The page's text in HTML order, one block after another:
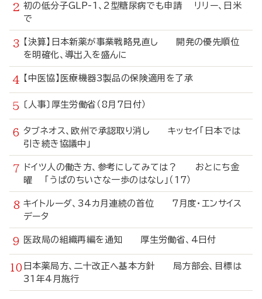
初の低分子GLP-1、2型糖尿病でも申請 リリー、日米
で
【決算】日本新薬が事業戦略見直し 開発の優先順位
を明確化、導出入を盛んに
【中医協】医療機器3製品の保険適用を了承
〔人事〕厚生労働省（8月7日付）
タブネオス、欧州で承認取り消し キッセイ「日本では
引き続き協議中」
ドイツ人の働き方、参考にしてみては？ おとにち金
曜 「うぱのちいさな一歩のはなし」（17）
キイトルーダ、34カ月連続の首位 7月度・エンサイス
データ
医政局の組織再編を通知 厚生労働省、4日付
日本薬局方、二十改正へ基本方針 局方部会、目標は
31年4月施行